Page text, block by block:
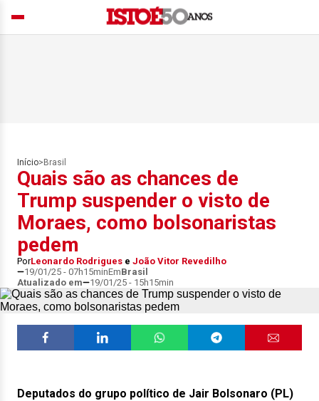
Início> Brasil
Quais são as chances de
Trump suspender o visto de
Moraes, como bolsonaristas
pedem
PorLeonardo Rodrigues e João Vitor Revedilho
19/01/25 - 07h15minEmBrasil
Atualizado em
19/01/25 - 15h15min
Deputados do grupo político de Jair Bolsonaro (PL)